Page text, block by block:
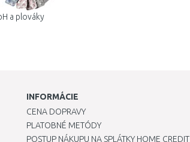
a plováky
INFORMÁCIE
CENA DOPRAVY
PLATOBNÉ METÓDY
POSTUP NÁKUPU NA SPLÁTKY HOME CREDIT